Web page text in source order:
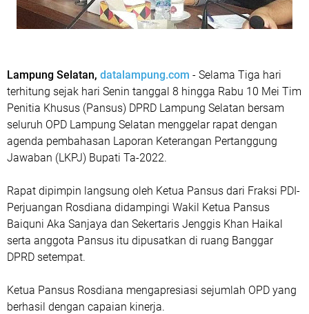
Lampung Selatan, datalampung.com - Selama Tiga hari
terhitung sejak hari Senin tanggal 8 hingga Rabu 10 Mei Tim
Penitia Khusus (Pansus) DPRD Lampung Selatan bersam
seluruh OPD Lampung Selatan menggelar rapat dengan
agenda pembahasan Laporan Keterangan Pertanggung
Jawaban (LKPJ) Bupati Ta-2022.
Rapat dipimpin langsung oleh Ketua Pansus dari Fraksi PDI-
Perjuangan Rosdiana didampingi Wakil Ketua Pansus
Baiquni Aka Sanjaya dan Sekertaris Jenggis Khan Haikal
serta anggota Pansus itu dipusatkan di ruang Banggar
DPRD setempat.
Ketua Pansus Rosdiana mengapresiasi sejumlah OPD yang
berhasil dengan capaian kinerja.